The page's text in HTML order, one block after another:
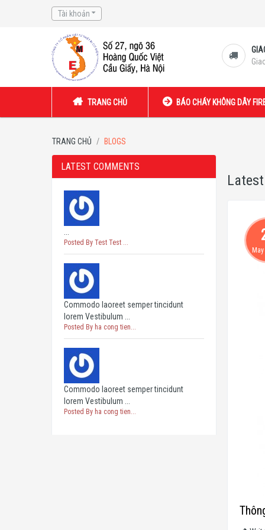
Tài khoản
TRANG CHỦ BÁO CHÁY KHÔNG DÂY
TRANG CHỦ BLOGS
LATEST COMMENTS
Posted By Test Test ...
Commodo laoreet semper tincidunt
lorem Vestibulum ...
Posted By ha cong tien...
Commodo laoreet semper tincidunt
lorem Vestibulum ...
Posted By ha cong tien...
May